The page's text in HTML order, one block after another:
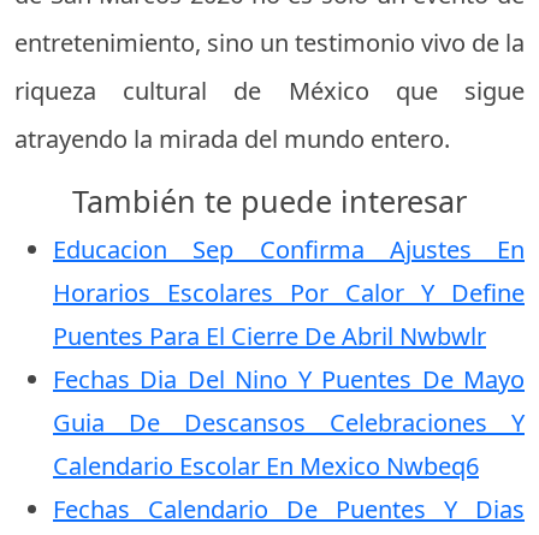
entretenimiento, sino un testimonio vivo de la
riqueza cultural de México que sigue
atrayendo la mirada del mundo entero.
También te puede interesar
Educacion Sep Confirma Ajustes En
Horarios Escolares Por Calor Y Define
Puentes Para El Cierre De Abril Nwbwlr
Fechas Dia Del Nino Y Puentes De Mayo
Guia De Descansos Celebraciones Y
Calendario Escolar En Mexico Nwbeq6
Fechas Calendario De Puentes Y Dias